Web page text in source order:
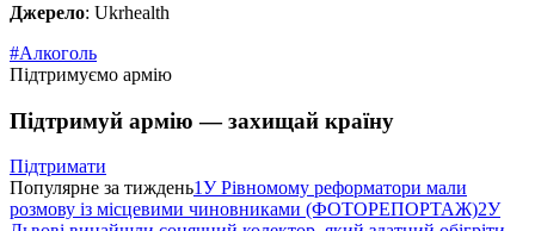
Джерело: Ukrhealth
#Алкоголь
Підтримуємо армію
Підтримуй армію — захищай країну
Підтримати
Популярне за тиждень1У Рівномому реформатори мали
розмову із місцевими чиновниками (ФОТОРЕПОРТАЖ)2У